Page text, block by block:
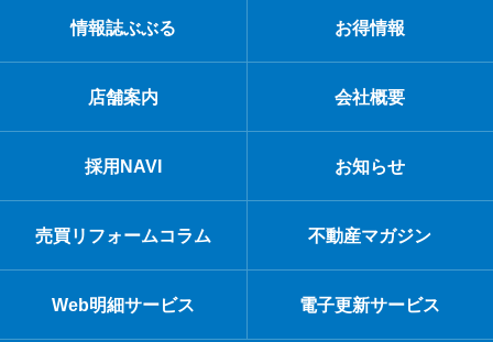
情報誌ぶぶる お得情報
店舗案内 会社概要
採用NAVI お知らせ
売買リフォームコラム 不動産マガジン
Web明細サービス 電子更新サービス